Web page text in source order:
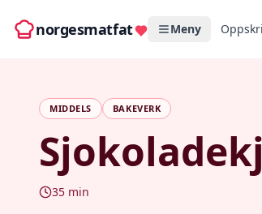
norgesmatfat Meny
MIDDELS BAKEVERK
35 min